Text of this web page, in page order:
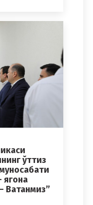
ўттиз
ягона
Ватанмиз”